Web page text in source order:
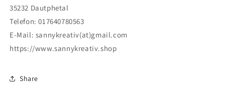
35232 Dautphetal
Telefon: 017640780563
E-Mail: sannykreativ(at)gmail.com
https://www.sannykreativ.shop
Share